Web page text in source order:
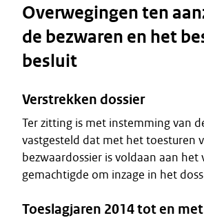
Overwegingen ten
de bezwaren en het
besluit
Verstrekken dossier
Ter zitting is met instemming van
vastgesteld dat met het toesturen
bezwaardossier is voldaan aan het
gemachtigde om inzage in het
Toeslagjaren 2014 tot en